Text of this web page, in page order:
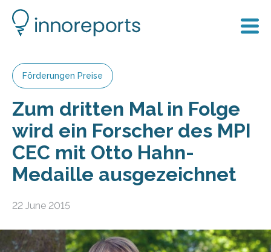
Förderungen Preise
Zum dritten Mal in Folge
wird ein Forscher des MPI
CEC mit Otto Hahn-
Medaille ausgezeichnet
22 June 2015